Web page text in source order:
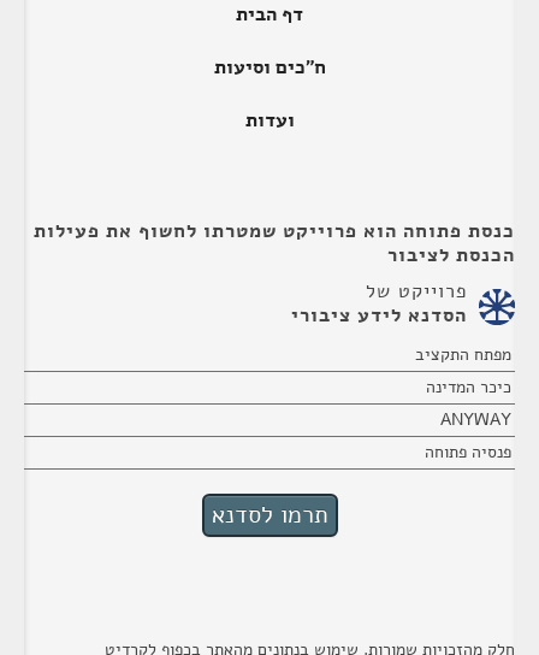
דף הבית
ח"כים וסיעות
ועדות
כנסת פתוחה הוא פרוייקט שמטרתו לחשוף את פעילות
הכנסת לציבור
פרוייקט של
הסדנא לידע ציבורי
מפתח התקציב
כיכר המדינה
ANYWAY
פנסיה פתוחה
חלק מהזכויות שמורות. שימוש בנתונים מהאתר בכפוף לקרדיט